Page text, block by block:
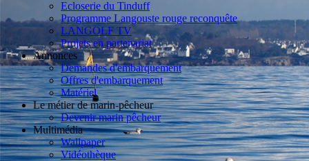
Ecloserie du Tinduff
Programme Langouste rouge reconquête
LANGOLF TV
Projets en partenariat
Annonces
Demandes d'embarquement
Offres d'embarquement
Matériel
Le métier de marin-pêcheur
Devenir marin pêcheur
Multimédia
Wallpaper
Vidéothèque